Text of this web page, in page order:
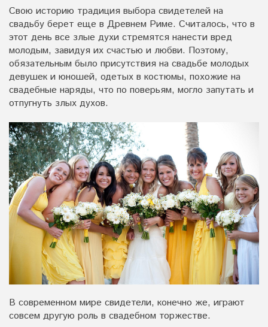
Свою историю традиция выбора свидетелей на
свадьбу берет еще в Древнем Риме. Считалось, что в
этот день все злые духи стремятся нанести вред
молодым, завидуя их счастью и любви. Поэтому,
обязательным было присутствия на свадьбе молодых
девушек и юношей, одетых в костюмы, похожие на
свадебные наряды, что по поверьям, могло запутать и
отпугнуть злых духов.
В современном мире свидетели, конечно же, играют
совсем другую роль в свадебном торжестве.